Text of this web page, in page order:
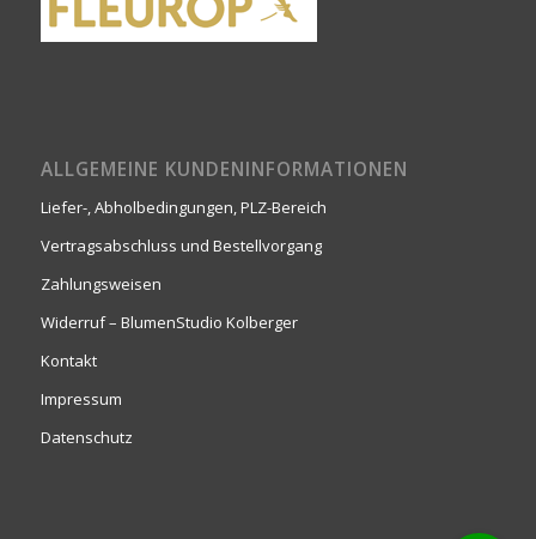
ALLGEMEINE KUNDENINFORMATIONEN
Liefer-, Abholbedingungen, PLZ-Bereich
Vertragsabschluss und Bestellvorgang
Zahlungsweisen
Widerruf – BlumenStudio Kolberger
Kontakt
Impressum
Datenschutz